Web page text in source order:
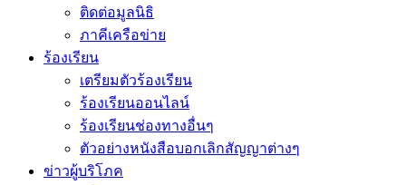
ติดต่อมูลนิธิ
ภาคีเครือข่าย
ร้องเรียน
เตรียมตัวร้องเรียน
ร้องเรียนออนไลน์
ร้องเรียนช่องทางอื่นๆ
ตัวอย่างหนังสือบอกเลิกสัญญาต่างๆ
ข่าวผู้บริโภค